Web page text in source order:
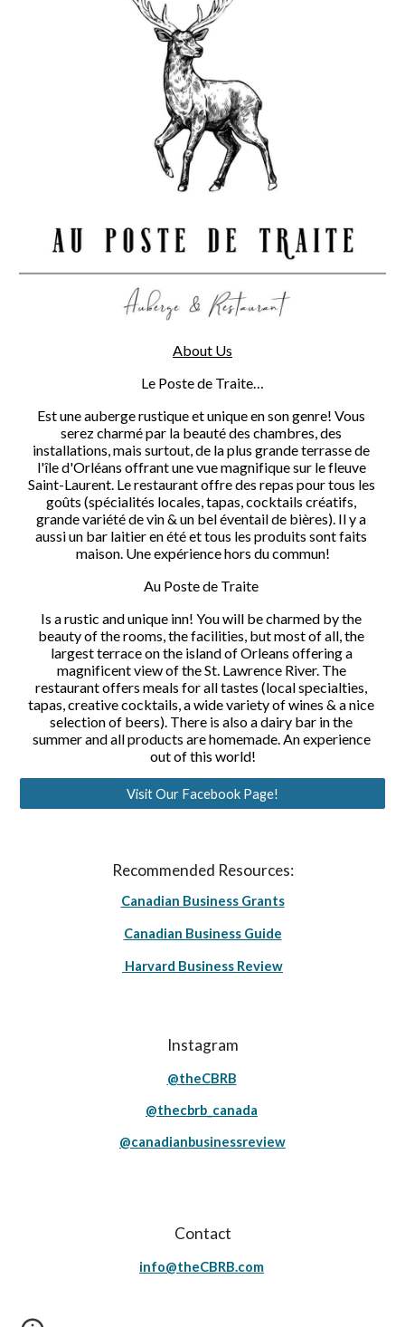
About Us
Le Poste de Traite…
Est une auberge rustique et unique en son genre! Vous
serez charmé par la beauté des chambres, des
installations, mais surtout, de la plus grande terrasse de
l'île d'Orléans offrant une vue magnifique sur le fleuve
Saint-Laurent. Le restaurant offre des repas pour tous les
goûts (spécialités locales, tapas, cocktails créatifs,
grande variété de vin & un bel éventail de bières). Il y a
aussi un bar laitier en été et tous les produits sont faits
maison. Une expérience hors du commun!
Au Poste de Traite
Is a rustic and unique inn! You will be charmed by the
beauty of the rooms, the facilities, but most of all, the
largest terrace on the island of Orleans offering a
magnificent view of the St. Lawrence River. The
restaurant offers meals for all tastes (local specialties,
tapas, creative cocktails, a wide variety of wines & a nice
selection of beers). There is also a dairy bar in the
summer and all products are homemade. An experience
out of this world!
Visit Our Facebook Page!
Recommended Resources:
Canadian Business Grants
Canadian Business Guide
Harvard Business Review
Instagram
@theCBRB
@thecbrb_canada
@canadianbusinessreview
Contact
info@theCBRB.com